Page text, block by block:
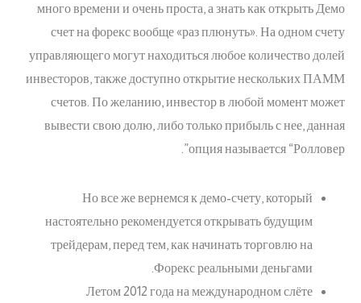
много времени и очень проста, а знать как открыть Демо
счет на форекс вообще «раз плюнуть». На одном счету
управляющего могут находиться любое количество долей
инвесторов, также доступно открытие нескольких ПАММ
счетов. По желанию, инвестор в любой момент может
вывести свою долю, либо только прибыль с нее, данная
опция называется “Ролловер”.
Но все же вернемся к демо-счету, который
настоятельно рекомендуется открывать будущим
трейдерам, перед тем, как начинать торговлю на
Форекс реальными деньгами.
Летом 2012 года на международном слёте